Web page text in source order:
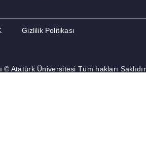
Gizlilik Politikası
© Atatürk Üniversitesi Tüm hakları Saklıdır